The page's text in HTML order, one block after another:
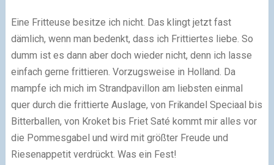
Eine Fritteuse besitze ich nicht. Das klingt jetzt fast
dämlich, wenn man bedenkt, dass ich Frittiertes liebe. So
dumm ist es dann aber doch wieder nicht, denn ich lasse
einfach gerne frittieren. Vorzugsweise in Holland. Da
mampfe ich mich im Strandpavillon am liebsten einmal
quer durch die frittierte Auslage, von Frikandel Speciaal bis
Bitterballen, von Kroket bis Friet Saté kommt mir alles vor
die Pommesgabel und wird mit größter Freude und
Riesenappetit verdrückt. Was ein Fest!